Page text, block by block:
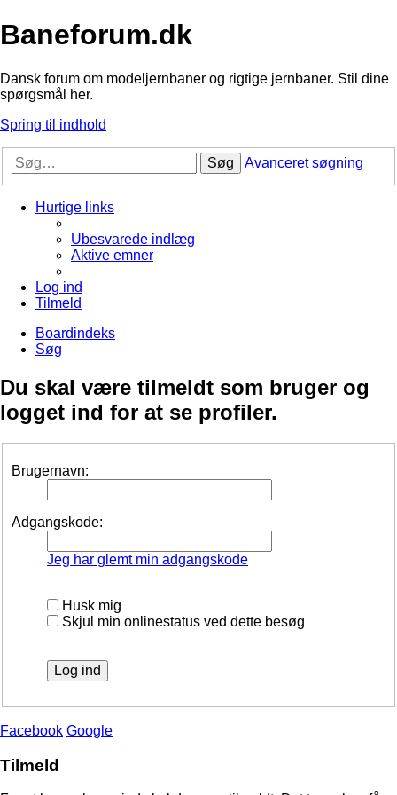
Baneforum.dk
Dansk forum om modeljernbaner og rigtige jernbaner. Stil dine
spørgsmål her.
Spring til indhold
Søg Avanceret søgning
Hurtige links
Ubesvarede indlæg
Aktive emner
Log ind
Tilmeld
Boardindeks
Søg
Du skal være tilmeldt som bruger og
logget ind for at se profiler.
Brugernavn:
Adgangskode:
Jeg har glemt min adgangskode
Husk mig
Skjul min onlinestatus ved dette besøg
Facebook Google
Tilmeld